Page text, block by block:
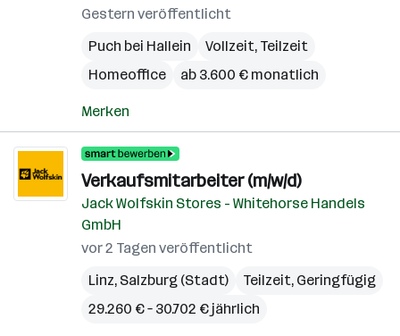
Gestern veröffentlicht
Puch bei Hallein
Vollzeit, Teilzeit
Homeoffice
ab 3.600 € monatlich
Merken
Verkaufsmitarbeiter (m/w/d)
Jack Wolfskin Stores - Whitehorse Handels
GmbH
vor 2 Tagen veröffentlicht
Linz, Salzburg (Stadt)
Teilzeit, Geringfügig
29.260 € – 30.702 € jährlich